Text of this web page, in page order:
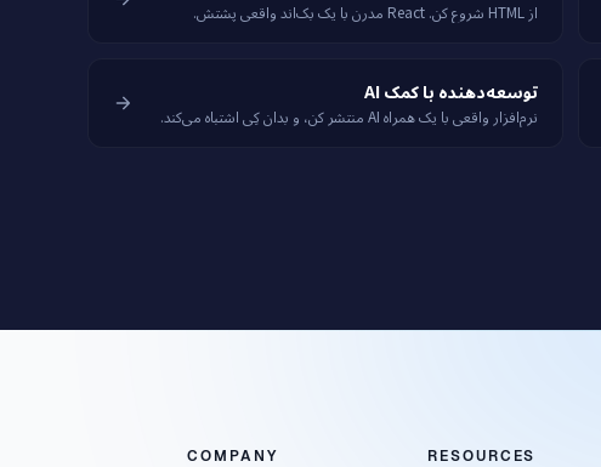
از HTML شروع کن. React مدرن با یک بک‌اند واقعی پشتش.
توسعه‌دهنده با کمک AI
نرم‌افزار واقعی با یک همراه AI منتشر کن، و بدان کِی اشتباه می‌کند.
RESOURCES
COMPANY